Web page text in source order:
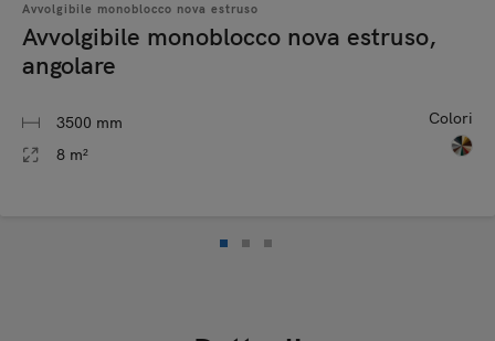
Avvolgibile monoblocco nova estruso
Avvolgibile monoblocco nova estruso,
angolare
3500 mm
8 m²
Colori